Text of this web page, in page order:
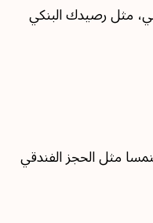
مثل رصيدك البنكي
مثل الحجز الفندقي